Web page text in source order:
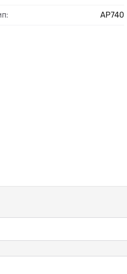
AP740